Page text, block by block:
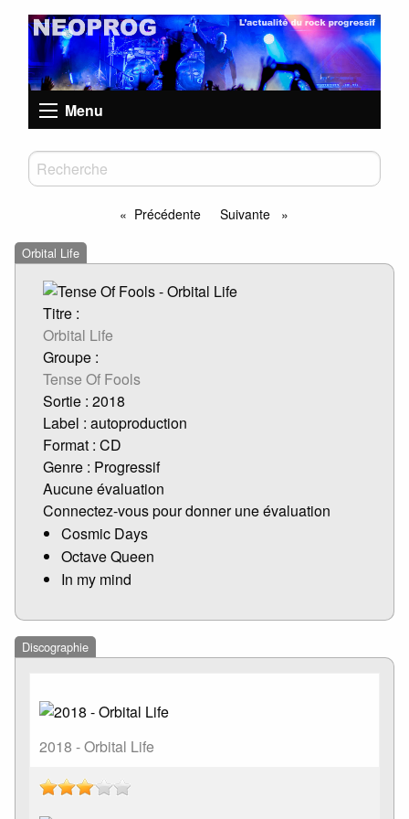
Menu
Précédente
Suivante
Orbital Life
Titre :
Orbital Life
Groupe :
Tense Of Fools
Sortie : 2018
Label : autoproduction
Format : CD
Genre : Progressif
Aucune évaluation
Connectez-vous pour donner une évaluation
Cosmic Days
Octave Queen
In my mind
Discographie
2018 - Orbital Life